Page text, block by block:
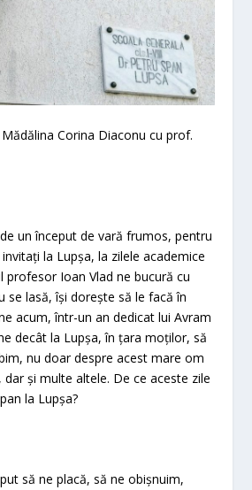
Corina Diaconu cu prof.
un început de vară frumos, pentru
la Lupșa, la zilele academice
profesor Ioan Vlad ne bucură cu
se lasă, își dorește să le facă în
acum, într-un an dedicat lui Avram
decât la Lupșa, în țara moților, să
nu doar despre acest mare om
și multe altele. De ce aceste zile
la Lupșa?
să ne placă, să ne obișnuim,